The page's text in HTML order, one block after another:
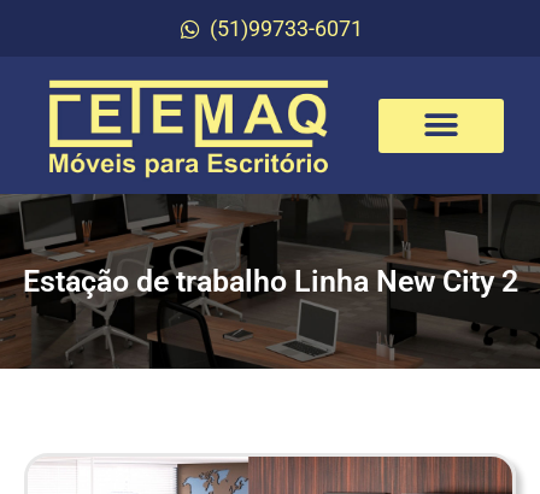
(51)99733-6071
Estação de trabalho Linha New City 2